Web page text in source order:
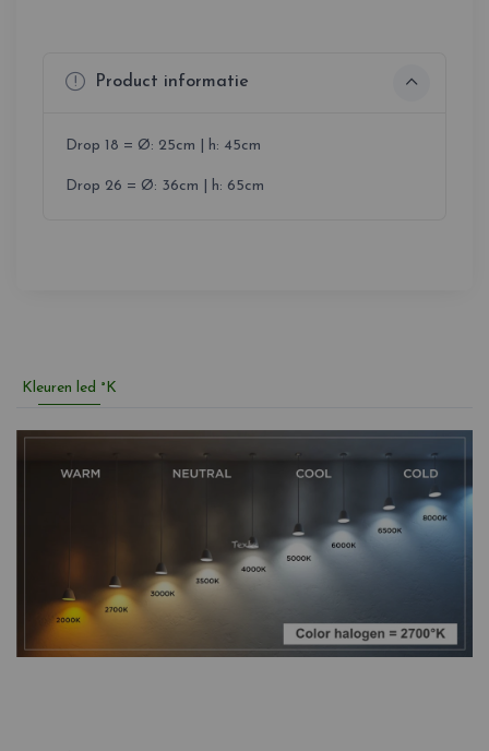
Product informatie
Drop 18 = Ø: 25cm | h: 45cm
Drop 26 = Ø: 36cm | h: 65cm
Kleuren led °K